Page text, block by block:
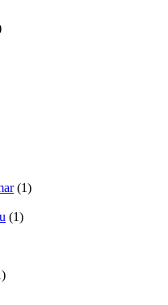
(1)
(1)